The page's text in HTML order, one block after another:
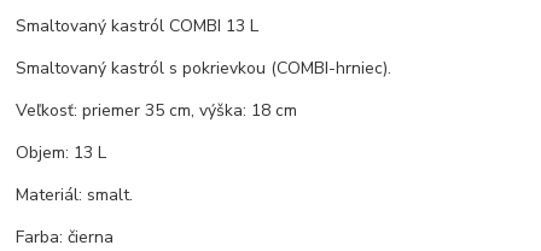
Smaltovaný kastról COMBI 13 L
Smaltovaný kastról s pokrievkou (COMBI-hrniec).
Veľkosť: priemer 35 cm, výška: 18 cm
Objem: 13 L
Materiál: smalt.
Farba: čierna